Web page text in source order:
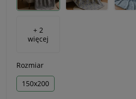
+ 2
więcej
Rozmiar
150x200